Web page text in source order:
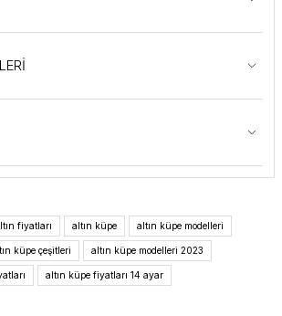
fiyatları altın küpe altın küpe modelleri
küpe çeşitleri altın küpe modelleri 2023
altın küpe fiyatları 14 ayar